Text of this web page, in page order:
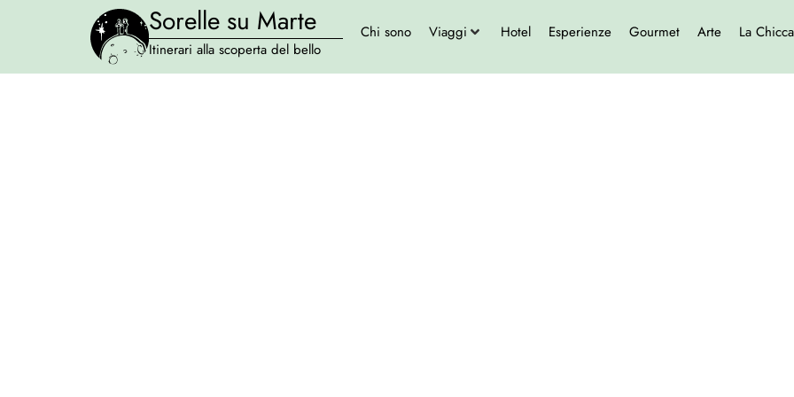
Sorelle su Marte
Itinerari alla scoperta del bello
Chi sono Viaggi Hotel Esperienze Gourmet Arte La Chicca